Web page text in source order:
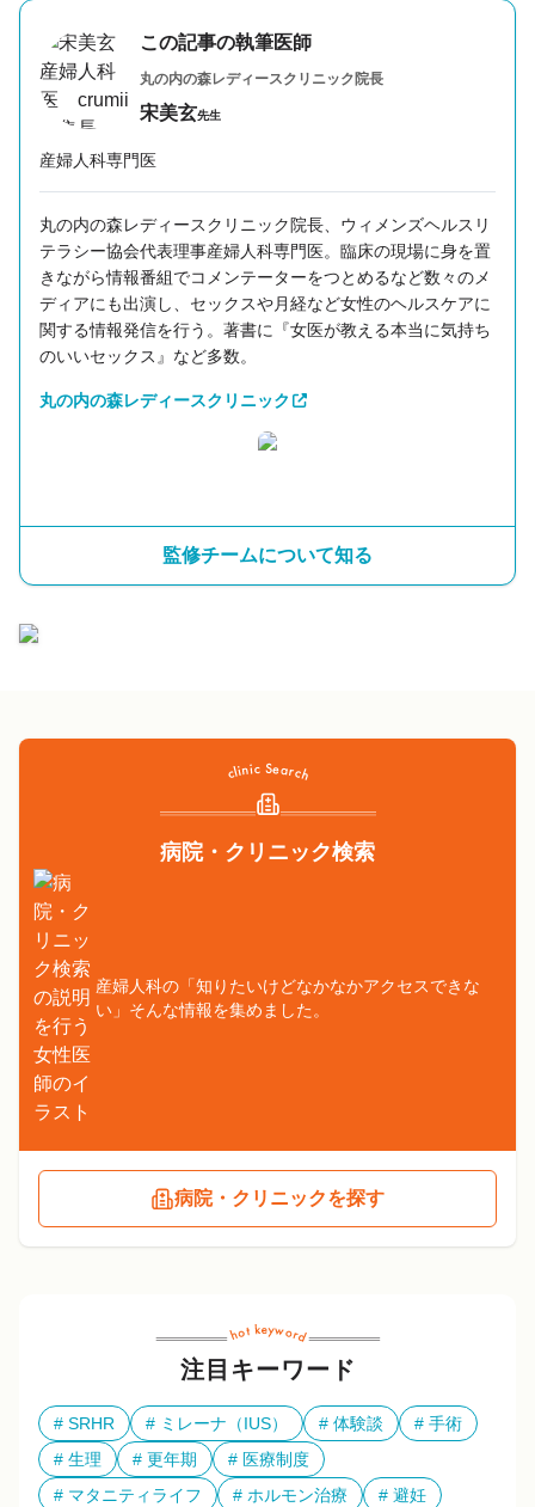
この記事の執筆医師
丸の内の森レディースクリニック 院長
宋美玄先生
産婦人科専門医
丸の内の森レディースクリニック院長、ウィメンズヘルスリ
テラシー協会代表理事産婦人科専門医。臨床の現場に身を置
きながら情報番組でコメンテーターをつとめるなど数々のメ
ディアにも出演し、セックスや月経など女性のヘルスケアに
関する情報発信を行う。著書に『女医が教える本当に気持ち
のいいセックス』など多数。
丸の内の森レディースクリニック
監修チームについて知る
病院・クリニック検索
産婦人科の「知りたいけどなかなかアクセスできな
い」そんな情報を集めました。
病院・クリニックを探す
注目キーワード
SRHR ミレーナ（IUS） 体験談
手術
生理
更年期
医療制度
マタニティライフ
ホルモン治療
避妊